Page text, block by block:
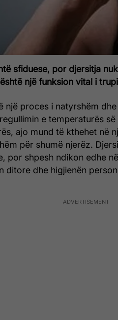
sfiduese, por djersitja
një funksion vital i
një proces i natyrshëm
e temperaturës
ajo mund të kthehet në
për shumë njerëz.
por shpesh ndikon edhe
ditore dhe higjienën